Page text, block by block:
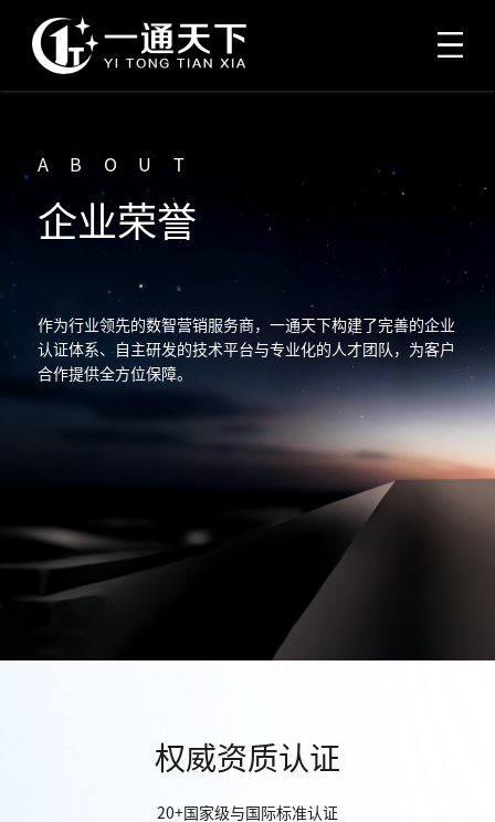
ABOUT
企业荣誉
作为行业领先的数智营销服务商，一通天下构建了完善的企业
认证体系、自主研发的技术平台与专业化的人才团队，为客户
合作提供全方位保障。
权威资质认证
20+国家级与国际标准认证